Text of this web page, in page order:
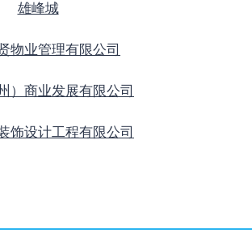
雄峰城
物业管理有限公司
）商业发展有限公司
饰设计工程有限公司